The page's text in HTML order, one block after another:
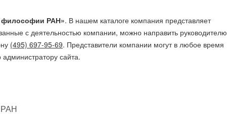
философии РАН». В нашем каталоге компания представляет
с деятельностью компании, можно направить руководителю
(495) 697-95-69. Представители компании могут в любое время
сайта.
РАН